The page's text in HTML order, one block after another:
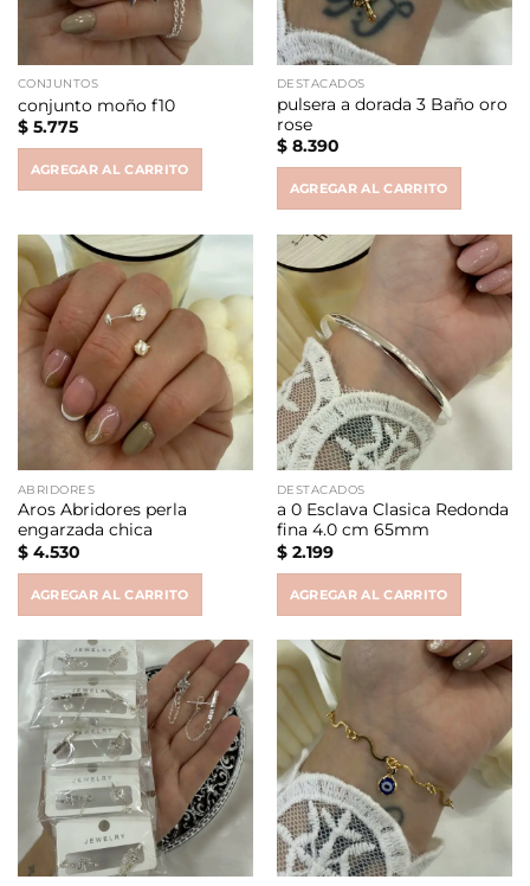
CONJUNTOS
conjunto moño f10
$5.775
AGREGAR AL CARRITO
DESTACADOS
pulsera a dorada 3 Baño oro
rose
$8.390
AGREGAR AL CARRITO
ABRIDORES
Aros Abridores perla
engarzada chica
$4.530
AGREGAR AL CARRITO
DESTACADOS
a 0 Esclava Clasica Redonda
fina 4.0 cm 65mm
$2.199
AGREGAR AL CARRITO